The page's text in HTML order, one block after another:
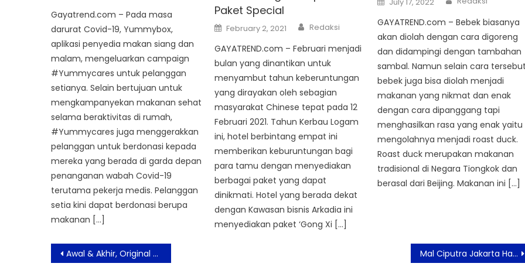
Gayatrend.com – Pada masa
darurat Covid-19, Yummybox,
aplikasi penyedia makan siang dan
malam, mengeluarkan campaign
#Yummycares untuk pelanggan
setianya. Selain bertujuan untuk
mengkampanyekan makanan sehat
selama beraktivitas di rumah,
#Yummycares juga menggerakkan
pelanggan untuk berdonasi kepada
mereka yang berada di garda depan
penanganan wabah Covid-19
terutama pekerja medis. Pelanggan
setia kini dapat berdonasi berupa
makanan […]
Paket Special
Posted
on
February 2, 2021 Author
Redaksi
GAYATREND.com – Februari menjadi
bulan yang dinantikan untuk
menyambut tahun keberuntungan
yang dirayakan oleh sebagian
masyarakat Chinese tepat pada 12
Februari 2021. Tahun Kerbau Logam
ini, hotel berbintang empat ini
memberikan keburuntungan bagi
para tamu dengan menyediakan
berbagai paket yang dapat
dinikmati. Hotel yang berada dekat
dengan Kawasan bisnis Arkadia ini
menyediakan paket ‘Gong Xi […]
on
GAYATREND.com – Bebek biasanya
akan diolah dengan cara digoreng
dan didampingi dengan tambahan
sambal. Namun selain cara
bebek juga bisa diolah menjadi
makanan yang nikmat dan enak
dengan cara dipanggang tapi
menghasilkan rasa yang enak yaitu
mengolahnya menjadi roast duck.
Roast duck merupakan makanan
tradisional di Negara Tiongkok dan
berasal dari Beijing. Makanan ini […]
Post
navigation
Awal & Akhir, Original Series Pertama dari Bioskop Online Mal Ciputra Jakarta Hadirkan Wayang Potehi Virtual Dan Suguhan Khas Perayaan Imlek